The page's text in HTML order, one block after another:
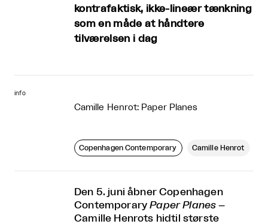
kontrafaktisk, ikke-lineær tænkning
som en måde at håndtere
tilværelsen i dag
info
Camille Henrot: Paper Planes
Copenhagen Contemporary Camille Henrot
Den 5. juni åbner Copenhagen
ContemporaryPaper Planes –
Camille Henrots hidtil største